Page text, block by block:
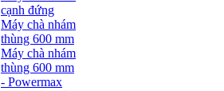
cạnh đứng
Máy chà nhám
thùng 600 mm
Máy chà nhám
thùng 600 mm
- Powermax